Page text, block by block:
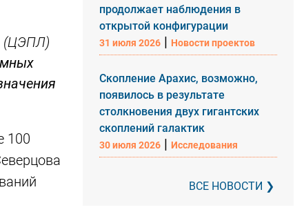
(ЦЭПЛ)
100
продолжает наблюдения в
открытой конфигурации
31 июля 2026 | Новости проектов
Скопление Арахис, возможно,
появилось в результате
столкновения двух гигантских
скоплений галактик
30 июля 2026 | Исследования
ВСЕ НОВОСТИ